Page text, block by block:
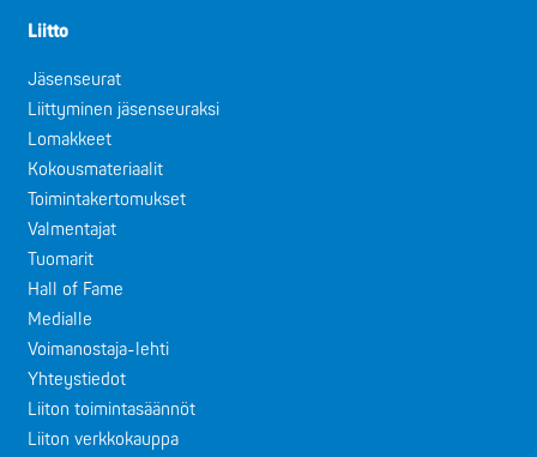
Liitto
Jäsenseurat
Liittyminen jäsenseuraksi
Lomakkeet
Kokousmateriaalit
Toimintakertomukset
Valmentajat
Tuomarit
Hall of Fame
Medialle
Voimanostaja-lehti
Yhteystiedot
Liiton toimintasäännöt
Liiton verkkokauppa